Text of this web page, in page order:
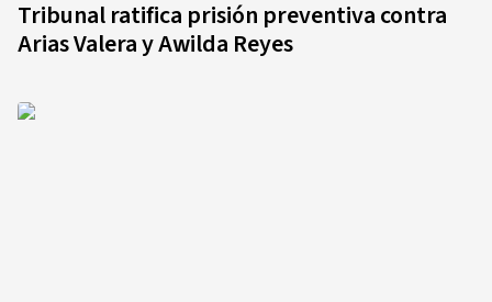
Tribunal ratifica prisión preventiva contra
Arias Valera y Awilda Reyes